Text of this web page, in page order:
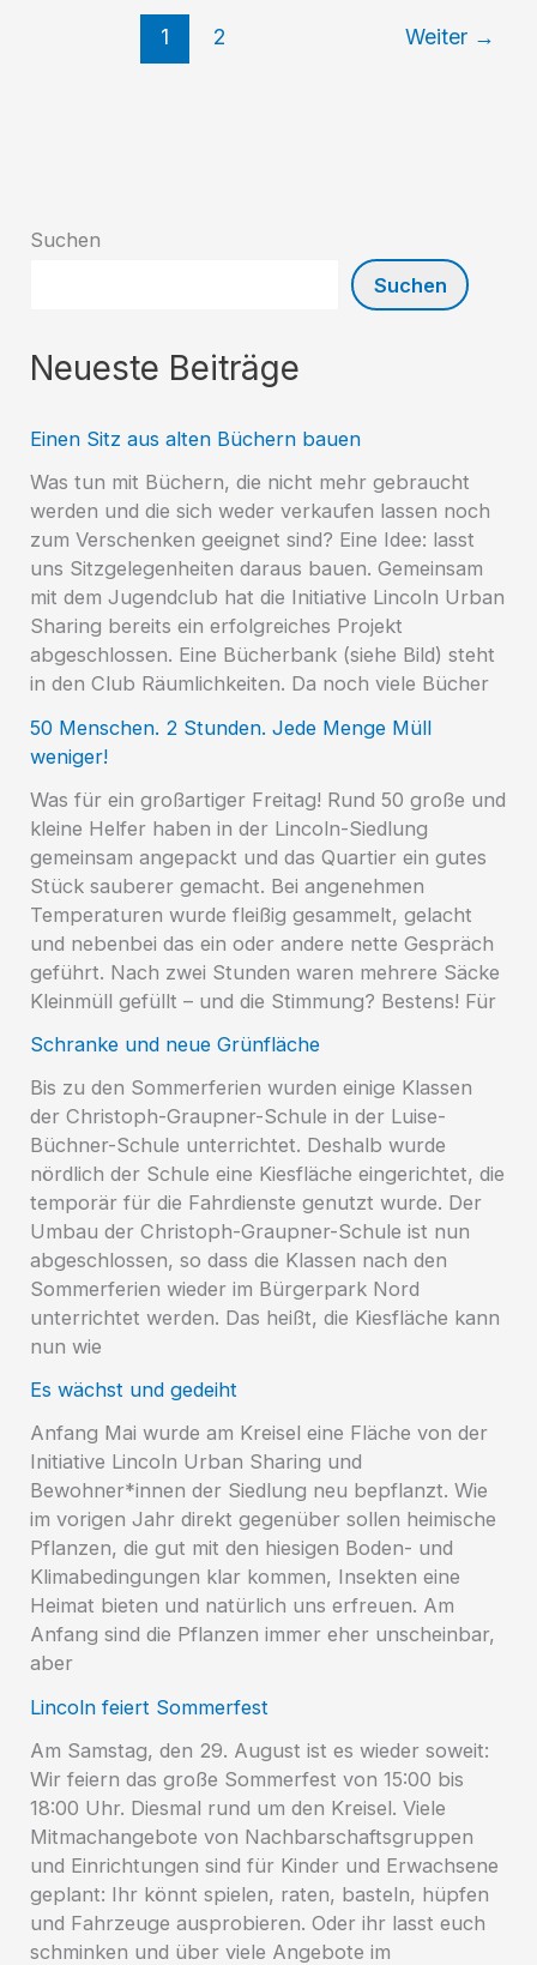
1 2 Weiter →
Suchen
Suchen
Neueste Beiträge
Einen Sitz aus alten Büchern bauen
Was tun mit Büchern, die nicht mehr gebraucht
werden und die sich weder verkaufen lassen noch
zum Verschenken geeignet sind? Eine Idee: lasst
uns Sitzgelegenheiten daraus bauen. Gemeinsam
mit dem Jugendclub hat die Initiative Lincoln Urban
Sharing bereits ein erfolgreiches Projekt
abgeschlossen. Eine Bücherbank (siehe Bild) steht
in den Club Räumlichkeiten. Da noch viele Bücher
50 Menschen. 2 Stunden. Jede Menge Müll
weniger!
Was für ein großartiger Freitag! Rund 50 große und
kleine Helfer haben in der Lincoln-Siedlung
gemeinsam angepackt und das Quartier ein gutes
Stück sauberer gemacht. Bei angenehmen
Temperaturen wurde fleißig gesammelt, gelacht
und nebenbei das ein oder andere nette Gespräch
geführt. Nach zwei Stunden waren mehrere Säcke
Kleinmüll gefüllt – und die Stimmung? Bestens! Für
Schranke und neue Grünfläche
Bis zu den Sommerferien wurden einige Klassen
der Christoph-Graupner-Schule in der Luise-
Büchner-Schule unterrichtet. Deshalb wurde
nördlich der Schule eine Kiesfläche eingerichtet, die
temporär für die Fahrdienste genutzt wurde. Der
Umbau der Christoph-Graupner-Schule ist nun
abgeschlossen, so dass die Klassen nach den
Sommerferien wieder im Bürgerpark Nord
unterrichtet werden. Das heißt, die Kiesfläche kann
nun wie
Es wächst und gedeiht
Anfang Mai wurde am Kreisel eine Fläche von der
Initiative Lincoln Urban Sharing und
Bewohner*innen der Siedlung neu bepflanzt. Wie
im vorigen Jahr direkt gegenüber sollen heimische
Pflanzen, die gut mit den hiesigen Boden- und
Klimabedingungen klar kommen, Insekten eine
Heimat bieten und natürlich uns erfreuen. Am
Anfang sind die Pflanzen immer eher unscheinbar,
aber
Lincoln feiert Sommerfest
Am Samstag, den 29. August ist es wieder soweit:
Wir feiern das große Sommerfest von 15:00 bis
18:00 Uhr. Diesmal rund um den Kreisel. Viele
Mitmachangebote von Nachbarschaftsgruppen
und Einrichtungen sind für Kinder und Erwachsene
geplant: Ihr könnt spielen, raten, basteln, hüpfen
und Fahrzeuge ausprobieren. Oder ihr lasst euch
schminken und über viele Angebote im